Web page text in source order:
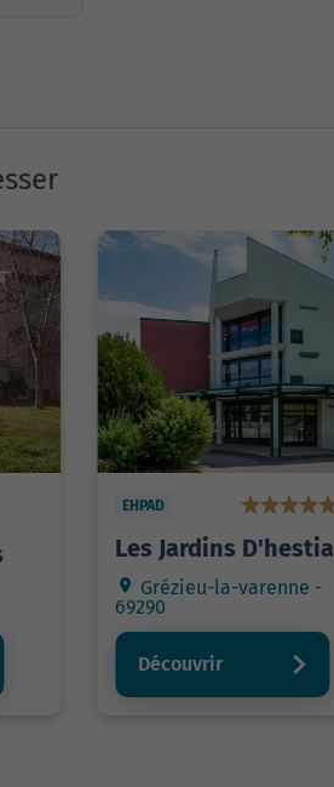
EHPAD
Les Jardins D'hestia
Grézieu-la-varenne -
69290
Découvrir